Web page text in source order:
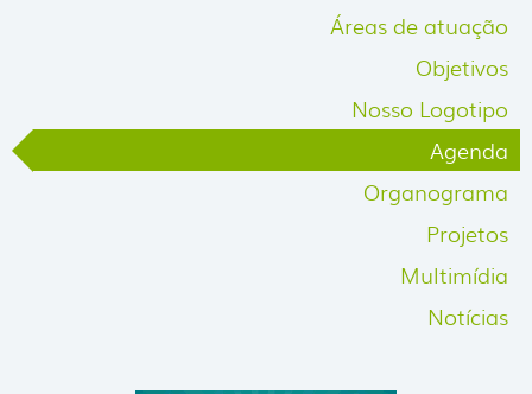
Áreas de atuação
Objetivos
Nosso Logotipo
Agenda
Organograma
Projetos
Multimídia
Notícias